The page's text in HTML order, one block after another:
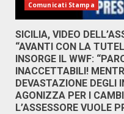
Comunicati Stampa
SICILIA, VIDEO
“AVANTI CON LA
INSORGE IL WWF:
INACCETTABILI!
DEVASTAZIONE DEGLI
AGONIZZA PER I
L’ASSESSORE VUOLE